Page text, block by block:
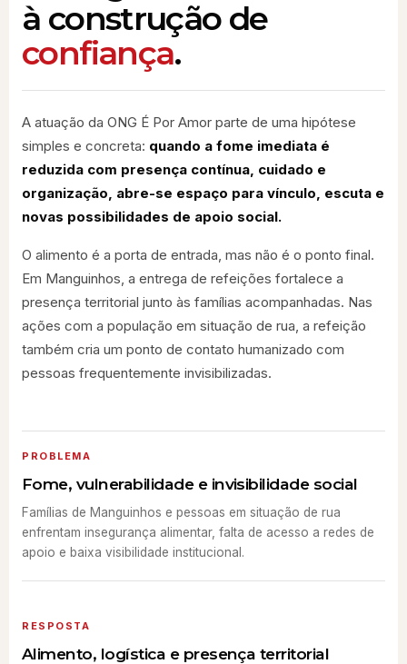
à construção de
confiança.
A atuação da ONG É Por Amor parte de uma hipótese
simples e concreta: quando a fome imediata é
reduzida com presença contínua, cuidado e
organização, abre-se espaço para vínculo, escuta e
novas possibilidades de apoio social.
O alimento é a porta de entrada, mas não é o ponto final.
Em Manguinhos, a entrega de refeições fortalece a
presença territorial junto às famílias acompanhadas. Nas
ações com a população em situação de rua, a refeição
também cria um ponto de contato humanizado com
pessoas frequentemente invisibilizadas.
PROBLEMA
Fome, vulnerabilidade e invisibilidade social
Famílias de Manguinhos e pessoas em situação de rua
enfrentam insegurança alimentar, falta de acesso a redes de
apoio e baixa visibilidade institucional.
RESPOSTA
Alimento, logística e presença territorial